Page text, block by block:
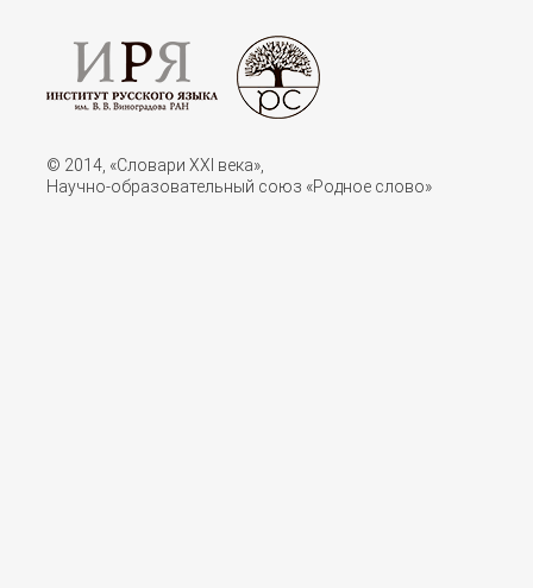
© 2014, «Словари XXI векa»,
Научно-образовательный союз «Родное слово»